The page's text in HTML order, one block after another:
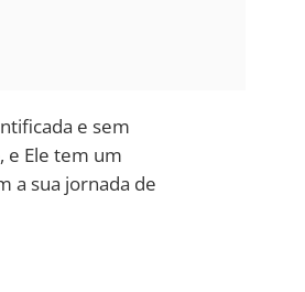
e sem
e Ele tem um
a sua jornada de